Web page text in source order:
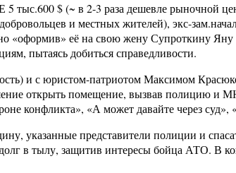
$ (~ в 2-3 раза дешевле рыночной
и местных жителей), экс-
«оформив» её на свою жену Супроткину
пытаясь добиться справедливости.
и с юристом-патриотом Максимом
открыть помещение, вызвав полицию и
конфликта», «А может давайте через
указанные представители полиции и
в тылу, защитив интересы бойца АТО. В